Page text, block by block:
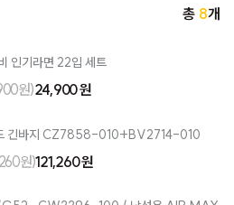
총 8개
인기라면 22입 세트
원)24,900 원
긴바지 CZ7858-010+BV2714-010
원)121,260 원